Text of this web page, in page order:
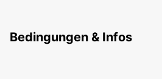
Bedingungen & Infos